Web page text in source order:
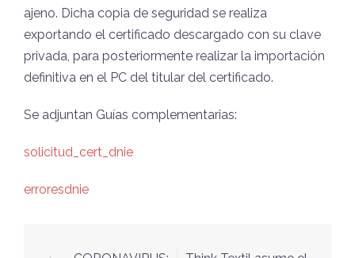
ajeno. Dicha copia de seguridad se realiza
exportando el certificado descargado con su clave
privada, para posteriormente realizar la importación
definitiva en el PC del titular del certificado.
Se adjuntan Guías complementarias:
solicitud_cert_dnie
erroresdnie